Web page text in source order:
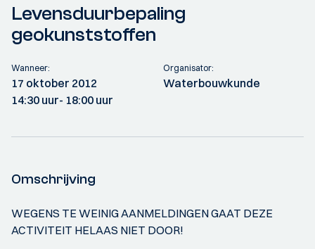
Levensduurbepaling
geokunststoffen
Wanneer:
17 oktober 2012
14:30 uur- 18:00 uur
Organisator:
Waterbouwkunde
Omschrijving
WEGENS TE WEINIG AANMELDINGEN GAAT DEZE
ACTIVITEIT HELAAS NIET DOOR!